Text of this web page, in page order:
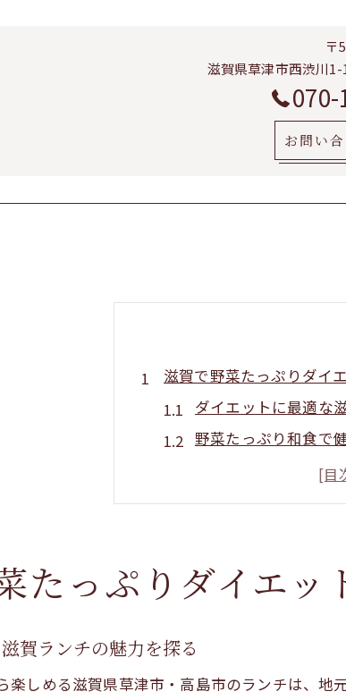
〒
滋賀県草津市西渋川
070-
お問い
滋賀で野菜たっぷりダイ
ダイエットに最適な
野菜たっぷり和食で
滋賀の自然派ダイエ
旬の野菜を活かした
ヘルシーランチで叶
ヘルシーランチを草津や
ダイエットを叶える
たっぷりダイエッ
賀ランチの魅力を探る
楽しめる滋賀県草津市・高島市のランチは、